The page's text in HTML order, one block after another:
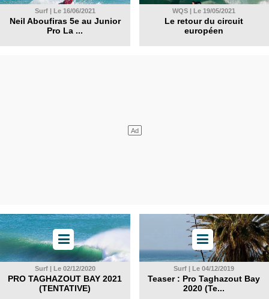
Surf | Le 16/06/2021
Neil Aboufiras 5e au Junior
Pro La ...
WQS | Le 19/05/2021
Le retour du circuit
européen
Surf | Le 02/12/2020
PRO TAGHAZOUT BAY 2021
(TENTATIVE)
Surf | Le 04/12/2019
Teaser : Pro Taghazout Bay
2020 (Te...